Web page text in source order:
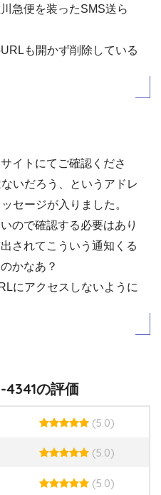
急便を装ったSMS送ら
も開かず削除している
イトにてご確認くださ
いだろう、というアドレ
セージが入りました。
ので確認する必要はあり
されてこういう通知くる
かなあ？
にアクセスしないように
の評価
(5.0)
(5.0)
(5.0)